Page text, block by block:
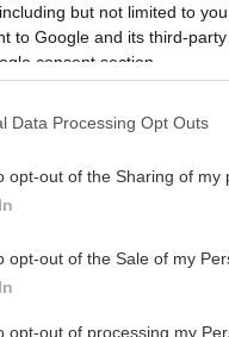
but not limited to
to Google and its third-
consent section.
Data Processing Opt Outs
opt-out of the Sharing of my
opt-out of the Sale of my
opt-out of processing my
prekvapeniu na
jarného mesiaca
a vrúbľovania
a